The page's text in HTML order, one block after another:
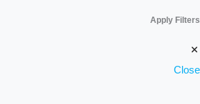
Apply Filters
Close